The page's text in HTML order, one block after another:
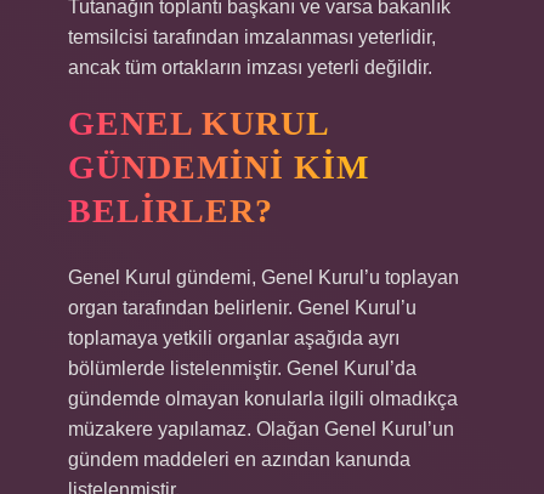
Tutanağın toplantı başkanı ve varsa bakanlık
temsilcisi tarafından imzalanması yeterlidir,
ancak tüm ortakların imzası yeterli değildir.
GENEL KURUL
GÜNDEMINI KIM
BELIRLER?
Genel Kurul gündemi, Genel Kurul’u toplayan
organ tarafından belirlenir. Genel Kurul’u
toplamaya yetkili organlar aşağıda ayrı
bölümlerde listelenmiştir. Genel Kurul’da
gündemde olmayan konularla ilgili olmadıkça
müzakere yapılamaz. Olağan Genel Kurul’un
gündem maddeleri en azından kanunda
listelenmiştir.